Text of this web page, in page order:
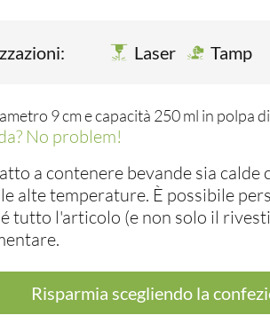
Laser Tamp
9 cm e capacità 250 ml in polpa
No problem!
a contenere bevande sia calde
alte temperature. È possibile
tutto l'articolo (e non solo il
Risparmia scegliendo la